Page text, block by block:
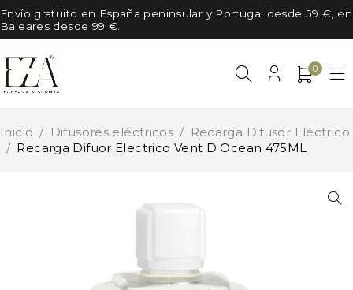
Envío gratuito en España peninsular y Portugal desde 59 €, en
Baleares desde 99 €.
0
Inicio / Difusores eléctricos / Recarga Difusor Eléctrico
/ Recarga Difuor Electrico Vent D Ocean 475ML